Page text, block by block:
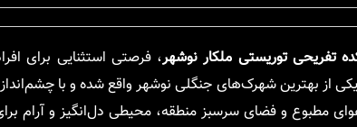
تفریحی توریستی ملکار نوشهر، فرصتی استثنایی برای
از بهترین شهرک‌های جنگلی نوشهر واقع شده و با
مطبوع و فضای سرسبز منطقه، محیطی دل‌انگیز و آرام